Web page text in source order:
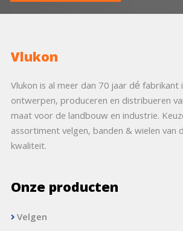
Vlukon
Vlukon is al meer dan 70 jaar dé fabrikant
ontwerpen, produceren en distribueren
maat voor de landbouw en industrie.
assortiment velgen, banden & wielen van
kwaliteit.
Onze producten
Velgen